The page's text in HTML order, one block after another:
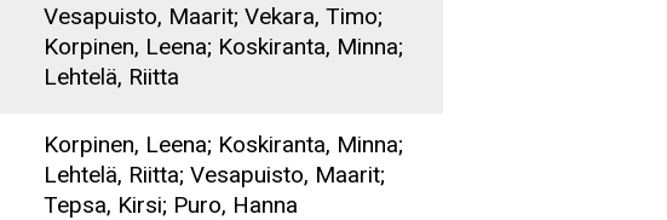
Vesapuisto, Maarit; Vekara, Timo;
Korpinen, Leena; Koskiranta, Minna;
Lehtelä, Riitta
Korpinen, Leena; Koskiranta, Minna;
Lehtelä, Riitta; Vesapuisto, Maarit;
Tepsa, Kirsi; Puro, Hanna